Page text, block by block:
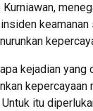
Kurniawan,
kejadian yang
itu